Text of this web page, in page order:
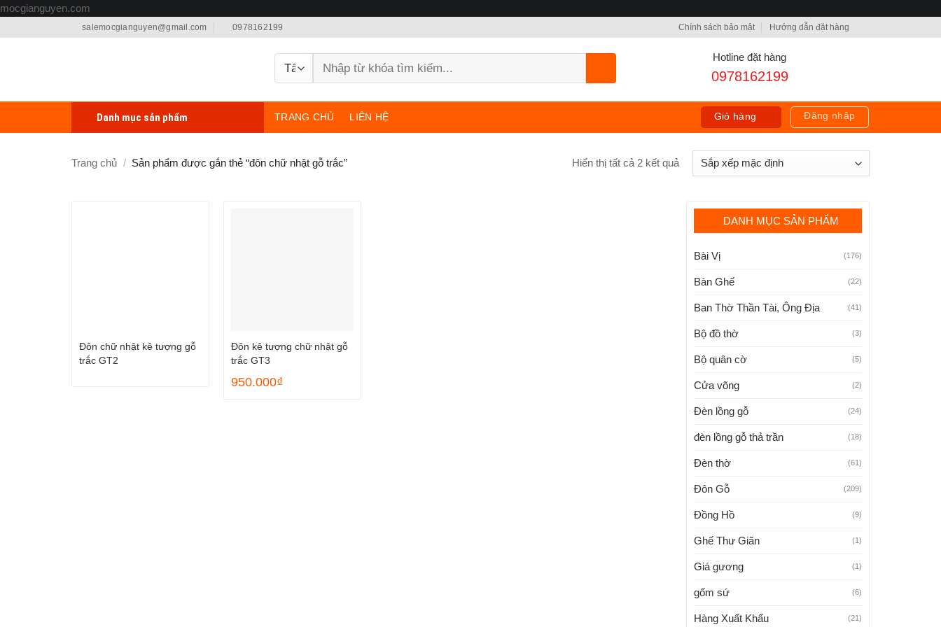
mocgianguyen.com
qua
nội
salemocgianguyen@gmail.com 0978162199 Chính sách bảo mật Hướng dẫn đặt hàng
Tìm
Hotline đặt hàng
0978162199
Danh mục sản phẩm TRANG CHỦ LIÊN HỆ Giỏ hàng Đăng nhập
Trang chủ / Sản phẩm được gắn thẻ “đôn chữ nhật gỗ trắc” Hiển thị tất cả 2 kết quả
Đôn chữ nhật kê tượng gỗ
trắc GT2
Đôn kê tượng chữ nhật gỗ
trắc GT3
950.000₫
DANH MỤC SẢN PHẨM
Bài Vị (176)
Bàn Ghế (22)
Ban Thờ Thần Tài, Ông Địa (41)
Bộ đồ thờ (3)
Bộ quân cờ (5)
Cửa võng (2)
Đèn lồng gỗ (24)
đèn lồng gỗ thả trần (18)
Đèn thờ (61)
Đôn Gỗ (209)
Đồng Hồ (9)
Ghế Thư Giãn (1)
Giá gương (1)
gốm sứ (6)
Hàng Xuất Khẩu (21)